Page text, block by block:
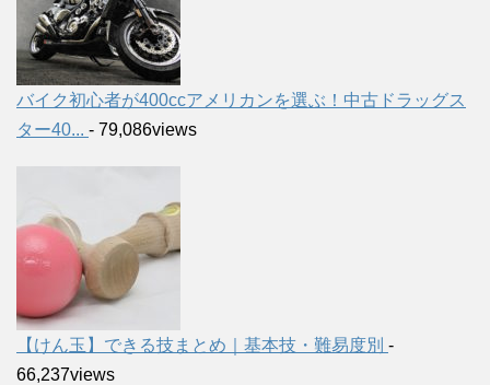
バイク初心者が400ccアメリカンを選ぶ！中古ドラッグス
ター40... - 79,086views
【けん玉】できる技まとめ｜基本技・難易度別 -
66,237views